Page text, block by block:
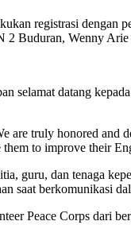
registrasi dengan
Buduran, Wenny Arie
selamat datang
are truly honored
to improve their
guru, dan tenaga
saat berkomunikasi
Peace Corps dari